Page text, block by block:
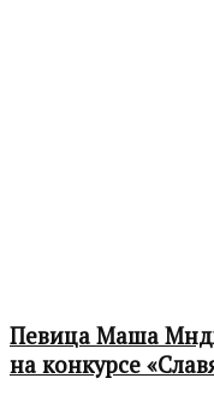
Певица Маша
на конкурсе